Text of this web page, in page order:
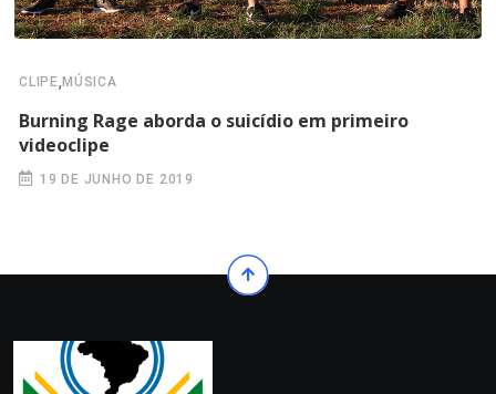
CLIPE, MÚSICA
Burning Rage aborda o suicídio em primeiro
videoclipe
19 DE JUNHO DE 2019